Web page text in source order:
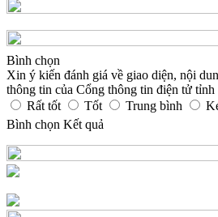
Bình chọn
Xin ý kiến đánh giá về giao diện, nội
thông tin của Cổng thông tin điện tử tỉnh
Rất tốt
Tốt Trung bình
Bình chọn Kết quả